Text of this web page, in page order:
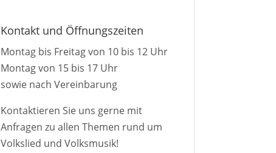
Kontakt und Öffnungszeiten
Montag bis Freitag von 10 bis 12 Uhr
Montag von 15 bis 17 Uhr
sowie nach Vereinbarung
Kontaktieren Sie uns gerne mit
Anfragen zu allen Themen rund um
Volkslied und Volksmusik!